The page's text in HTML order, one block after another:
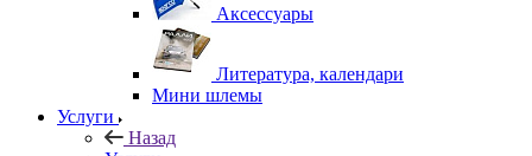
Аксессуары
Литература, календари
Мини шлемы
Услуги
Назад